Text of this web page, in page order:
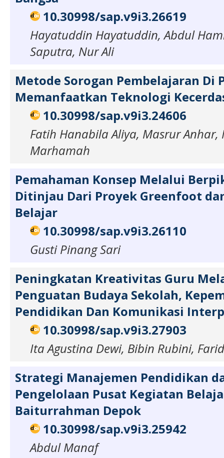
10.30998/sap.v9i3.26619
Hayatuddin Hayatuddin, Abdul
Saputra, Nur Ali
Metode Sorogan Pembelajaran Di
Memanfaatkan Teknologi
10.30998/sap.v9i3.24606
Fatih Hanabila Aliya, Masrur
Marhamah
Pemahaman Konsep Melalui
Ditinjau Dari Proyek Greenfoot
Belajar
10.30998/sap.v9i3.26110
Gusti Pinang Sari
Peningkatan Kreativitas Guru
Penguatan Budaya Sekolah,
Pendidikan Dan Komunikasi
10.30998/sap.v9i3.27903
Ita Agustina Dewi, Bibin Rubini,
Strategi Manajemen Pendidikan
Pengelolaan Pusat Kegiatan
Baiturrahman Depok
10.30998/sap.v9i3.25942
Abdul Manaf